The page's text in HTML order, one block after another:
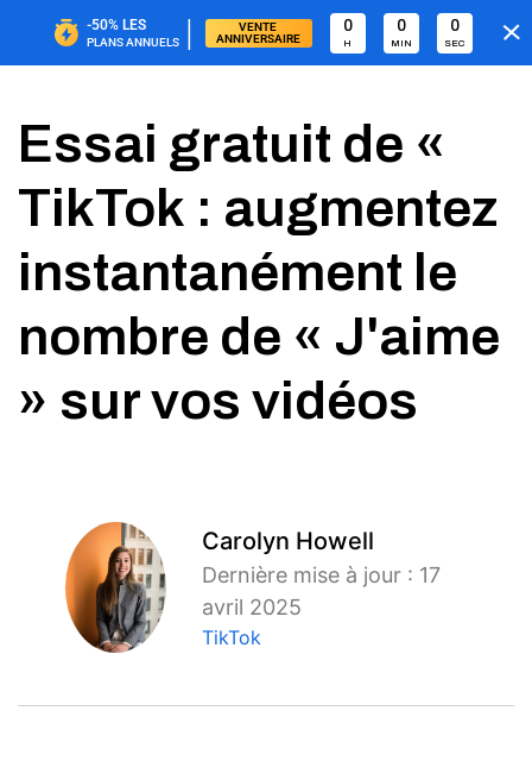
-50% LES
PLANS ANNUELS |
VENTE
ANNIVERSAIRE
0
H
0
MIN
0
SEC
Essai gratuit de «
TikTok : augmentez
instantanément le
nombre de « J'aime
» sur vos vidéos
Carolyn Howell
Dernière mise à jour : 17
avril 2025
TikTok